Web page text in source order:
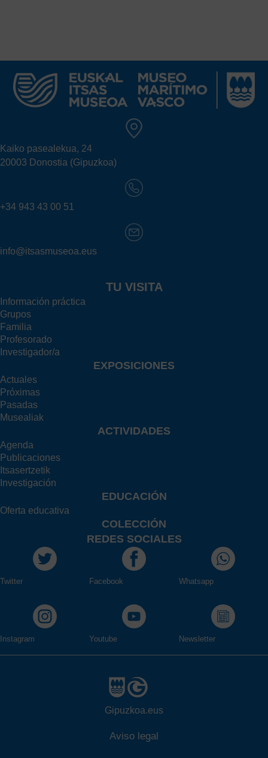
Kaiko pasealekua, 24
20003 Donostia (Gipuzkoa)
+34 943 43 00 51
info@itsasmuseoa.eus
TU VISITA
Información práctica
Grupos
Familia
Profesorado
Investigador/a
EXPOSICIONES
Actuales
Próximas
Pasadas
Musealiak
ACTIVIDADES
Agenda
Publicaciones
Itsasertzetik
Investigación
EDUCACIÓN
Oferta educativa
COLECCIÓN
REDES SOCIALES
Twitter Facebook Whatsapp
Instagram Youtube Newsletter
Gipuzkoa.eus
Aviso legal